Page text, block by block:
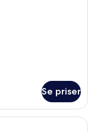
Se priser
stue med pejs, stort tv